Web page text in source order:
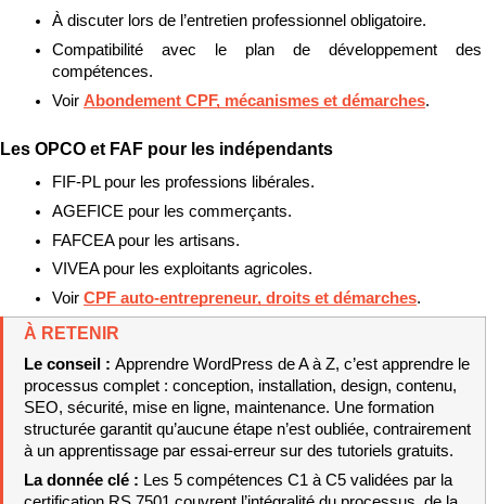
À discuter lors de l’entretien professionnel obligatoire.
Compatibilité avec le plan de développement des
compétences.
Voir Abondement CPF, mécanismes et démarches.
Les OPCO et FAF pour les indépendants
FIF-PL pour les professions libérales.
AGEFICE pour les commerçants.
FAFCEA pour les artisans.
VIVEA pour les exploitants agricoles.
Voir CPF auto-entrepreneur, droits et démarches.
À RETENIR
Le conseil : Apprendre WordPress de A à Z, c’est apprendre le
processus complet : conception, installation, design, contenu,
SEO, sécurité, mise en ligne, maintenance. Une formation
structurée garantit qu’aucune étape n’est oubliée, contrairement
à un apprentissage par essai-erreur sur des tutoriels gratuits.
La donnée clé : Les 5 compétences C1 à C5 validées par la